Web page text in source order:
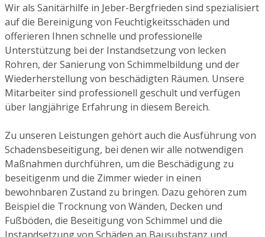
Wir als Sanitärhilfe in Jeber-Bergfrieden sind spezialisiert
auf die Bereinigung von Feuchtigkeitsschäden und
offerieren Ihnen schnelle und professionelle
Unterstützung bei der Instandsetzung von lecken
Rohren, der Sanierung von Schimmelbildung und der
Wiederherstellung von beschädigten Räumen. Unsere
Mitarbeiter sind professionell geschult und verfügen
über langjährige Erfahrung in diesem Bereich.
Zu unseren Leistungen gehört auch die Ausführung von
Schadensbeseitigung, bei denen wir alle notwendigen
Maßnahmen durchführen, um die Beschädigung zu
beseitigenm und die Zimmer wieder in einen
bewohnbaren Zustand zu bringen. Dazu gehören zum
Beispiel die Trocknung von Wänden, Decken und
Fußböden, die Beseitigung von Schimmel und die